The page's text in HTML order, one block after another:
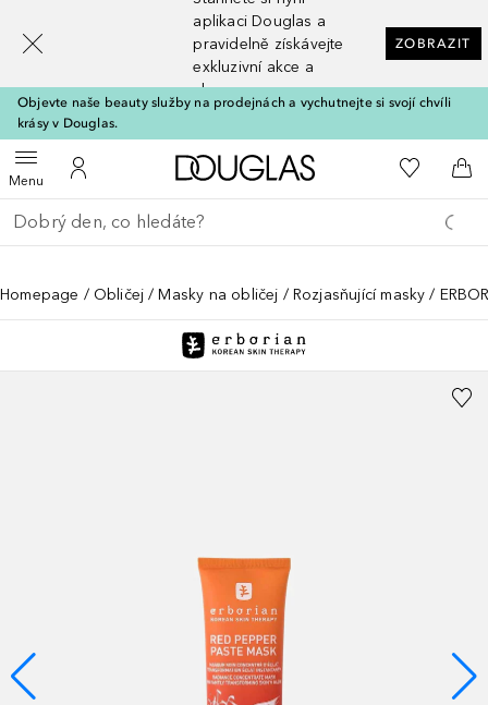
aplikaci Douglas a
pravidelně získávejte
exkluzivní akce a
slevy
ZOBRAZIT
Objevte naše beauty služby na prodejnách a vychutnejte si svojí chvíli
krásy v Douglas.
MenuOtevřít menuK mému účtu
Domů K mému
Do
Vraťte se
Proveďte vyhledávání
Homepage Obličej Masky na obličej Rozjasňující masky
[navigation.slideout.screenreader]